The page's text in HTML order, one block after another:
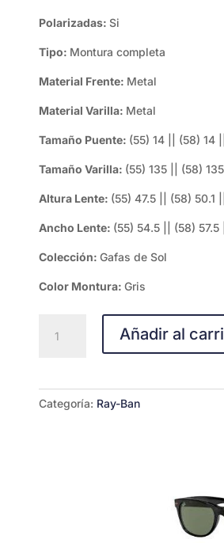
Polarizadas:Si
Tipo: Montura completa
Material Frente: Metal
Material Varilla: Metal
Tamaño Puente: (55) 14 || (58) 14
Tamaño Varilla: (55) 135 || (58)
Altura Lente: (55) 47.5 || (58) 50.1
Ancho Lente: (55) 54.5 || (58) 57.5
Colección:Gafas de Sol
Color Montura:Gris
RB3025-
Añadir al
Categoría: Ray-Ban